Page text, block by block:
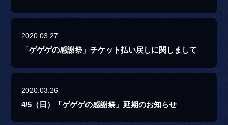
2020.03.27
「ゲゲゲの感謝祭」チケット払い戻しに関しまして
2020.03.26
4/5（日）「ゲゲゲの感謝祭」延期のお知らせ